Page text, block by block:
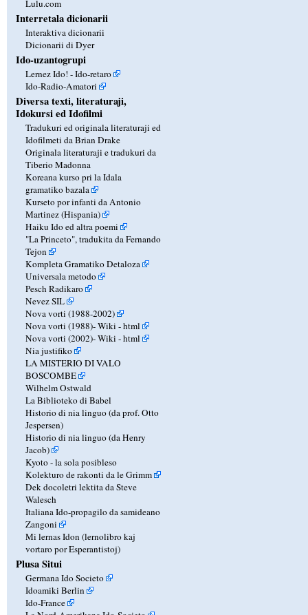
Lulu.com
Interretala dicionarii
Interaktiva dicionarii
Dicionarii di Dyer
Ido-uzantogrupi
Lernez Ido! - Ido-retaro
Ido-Radio-Amatori
Diversa texti, literaturaji,
Idokursi ed Idofilmi
Tradukuri ed originala literaturaji ed
Idofilmeti da Brian Drake
Originala literaturaji e tradukuri da
Tiberio Madonna
Koreana kurso pri la Idala
gramatiko bazala
Kurseto por infanti da Antonio
Martinez (Hispania)
Haiku Ido ed altra poemi
"La Princeto", tradukita da Fernando
Tejon
Kompleta Gramatiko Detaloza
Universala metodo
Pesch Radikaro
Nevez SIL
Nova vorti (1988-2002)
Nova vorti (1988)-Wiki -html
Nova vorti (2002)-Wiki -html
Nia justifiko
LA MISTERIO DI VALO
BOSCOMBE
Wilhelm Ostwald
La Biblioteko di Babel
Historio di nia linguo (da prof. Otto
Jespersen)
Historio di nia linguo (da Henry
Jacob)
Kyoto - la sola posibleso
Kolekturo de rakonti da le Grimm
Dek docoletri lektita da Steve
Walesch
Italiana Ido-propagilo da samideano
Zangoni
Mi lernas Idon (lernolibro kaj
vortaro por Esperantistoj)
Plusa Situi
Germana Ido Societo
Idoamiki Berlin
Ido-France